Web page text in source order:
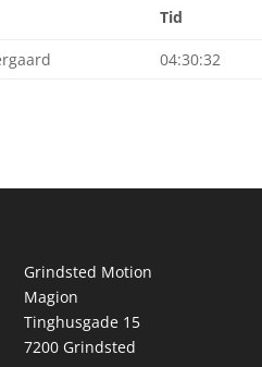
Tid
04:30:32
Grindsted Motion
Magion
Tinghusgade 15
7200 Grindsted